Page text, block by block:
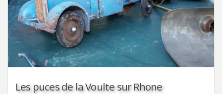
Les puces de la Voulte sur Rhone